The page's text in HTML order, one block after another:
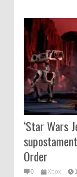
‘Star Wars
Order
0 Xbox